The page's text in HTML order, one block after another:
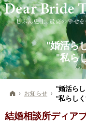
"婚活ら
"私ら
ホーム
お知らせ
"婚活らし
"私らしく
結婚相談所ディア